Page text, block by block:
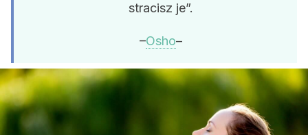
stracisz je”.
–Osho–